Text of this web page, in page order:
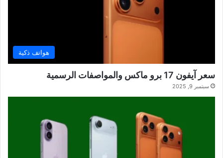
هواتف ذكية
سعر آيفون 17 برو ماكس والمواصفات الرسمية
سبتمبر 9, 2025